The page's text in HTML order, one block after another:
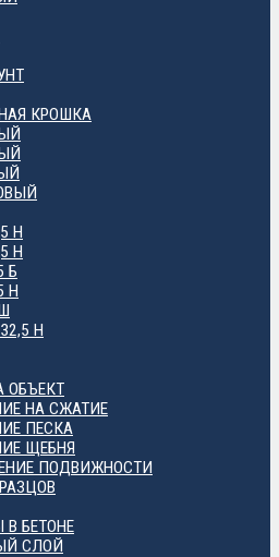
КРОШКА
Н
Н
Б
Н
Н
ОБЪЕКТ
НА СЖАТИЕ
ПЕСКА
ЩЕБНЯ
ПОДВИЖНОСТИ
БЕТОНЕ
СЛОЙ